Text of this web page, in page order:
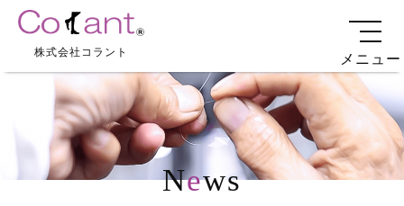
株式会社コラント メニュー
News